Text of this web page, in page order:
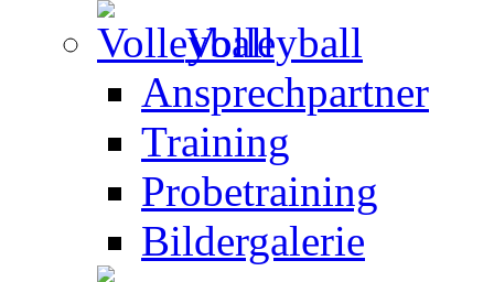
Volleyball
Ansprechpartner
Training
Probetraining
Bildergalerie